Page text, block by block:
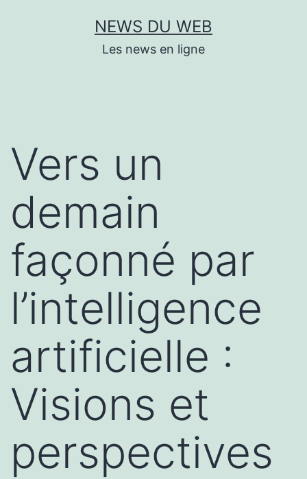
NEWS DU WEB
Les news en ligne
Vers un
demain
façonné par
l’intelligence
artificielle :
Visions et
perspectives